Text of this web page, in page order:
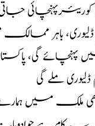
میں ہمارے